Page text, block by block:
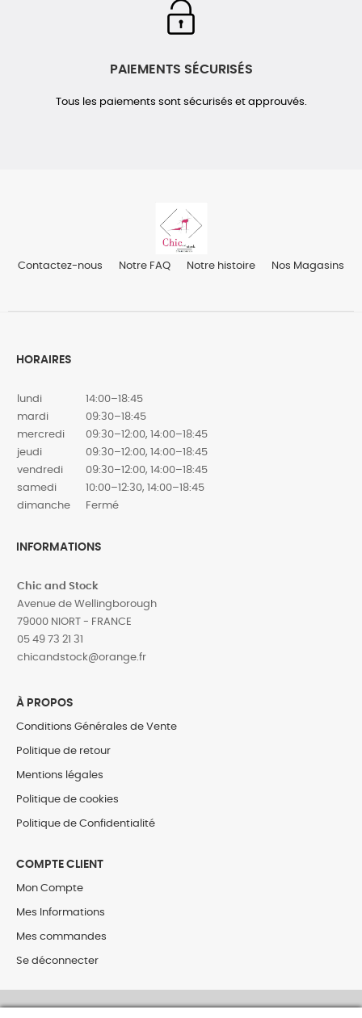
PAIEMENTS SÉCURISÉS
Tous les paiements sont sécurisés et approuvés.
Contactez-nous Notre FAQ Notre histoire Nos Magasins
HORAIRES
lundi
14:00–18:45
mardi
09:30–18:45
mercredi
09:30–12:00, 14:00–18:45
jeudi
09:30–12:00, 14:00–18:45
vendredi
09:30–12:00, 14:00–18:45
samedi
10:00–12:30, 14:00–18:45
dimanche
Fermé
INFORMATIONS
Chic and Stock
Avenue de Wellingborough
79000 NIORT - FRANCE
05 49 73 21 31
‎chicandstock@orange.fr
À PROPOS
Conditions Générales de Vente
Politique de retour
Mentions légales
Politique de cookies
Politique de Confidentialité
COMPTE CLIENT
Mon Compte
Mes Informations
Mes commandes
Se déconnecter